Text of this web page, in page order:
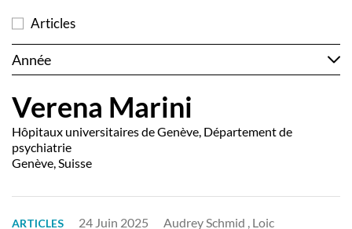
Articles
Année
Verena Marini
Hôpitaux universitaires de Genève, Département de
psychiatrie
Genève, Suisse
ARTICLES 24 Juin 2025
Audrey Schmid , Loic